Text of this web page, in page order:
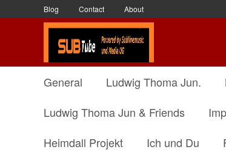
Blog Contact About
General Ludwig Thoma Jun.
Ludwig Thoma Jun & Friends
Heimdall Projekt
Ich und Du